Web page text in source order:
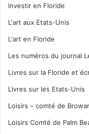
Investir en Floride
L'art aux Etats-Unis
L'art en Floride
Les numéros du journal
Livres sur la Floride et
Livres sur les Etats-Unis
Loisirs – comté de
Loisirs Comté de Palm